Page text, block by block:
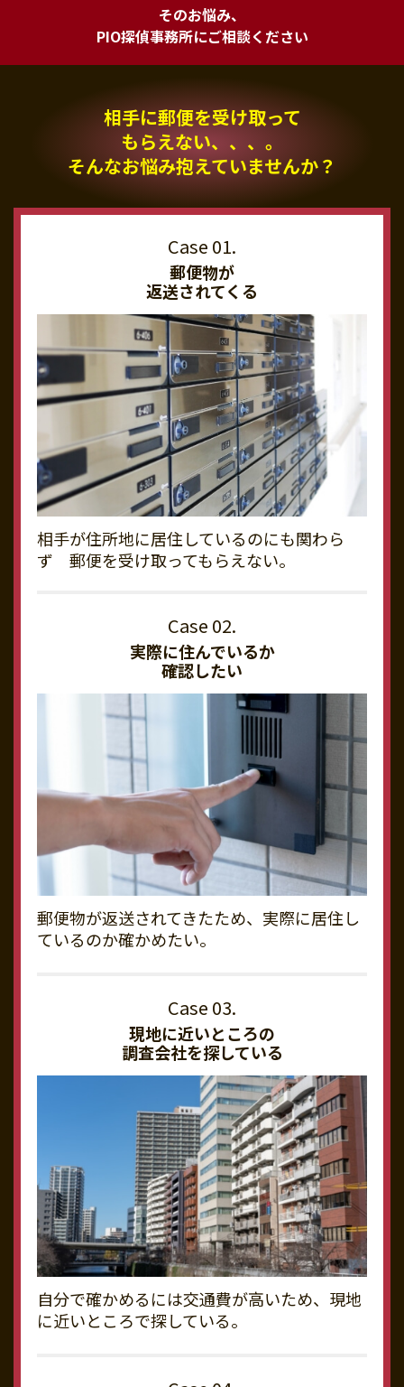
そのお悩み、
PIO探偵事務所にご相談ください
相手に郵便を受け取って
もらえない、、、。
そんなお悩み抱えていませんか？
郵便物が
返送されてくる
相手が住所地に居住しているのにも関わら
ず 郵便を受け取ってもらえない。
実際に住んでいるか
確認したい
郵便物が返送されてきたため、実際に居住し
ているのか確かめたい。
現地に近いところの
調査会社を探している
自分で確かめるには交通費が高いため、現地
に近いところで探している。